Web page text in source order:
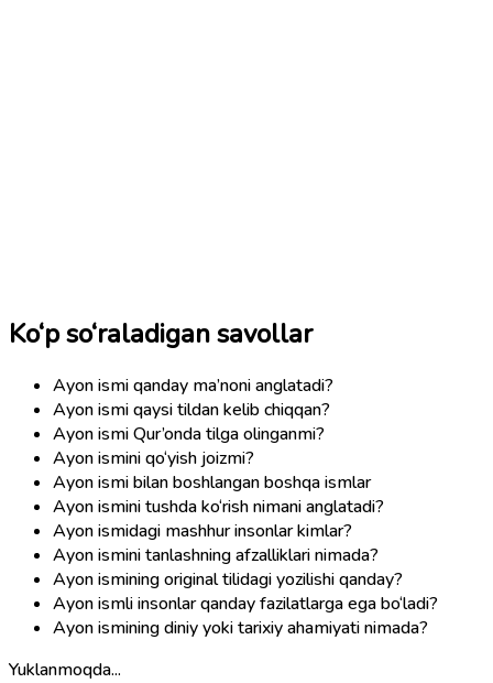
Ko‘p so‘raladigan savollar
Ayon ismi qanday ma’noni anglatadi?
Ayon ismi qaysi tildan kelib chiqqan?
Ayon ismi Qur’onda tilga olinganmi?
Ayon ismini qo‘yish joizmi?
Ayon ismi bilan boshlangan boshqa ismlar
Ayon ismini tushda ko‘rish nimani anglatadi?
Ayon ismidagi mashhur insonlar kimlar?
Ayon ismini tanlashning afzalliklari nimada?
Ayon ismining original tilidagi yozilishi qanday?
Ayon ismli insonlar qanday fazilatlarga ega bo‘ladi?
Ayon ismining diniy yoki tarixiy ahamiyati nimada?
Yuklanmoqda...